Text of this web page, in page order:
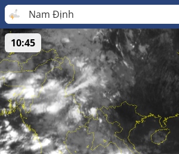
Nam Định
10:45